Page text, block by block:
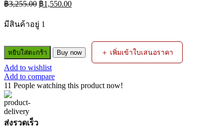
฿3,255.00
price
was:
฿3,255.00.
฿1,550.00
price
มีสินค้าอยู่ 1
จำนวน
บล็อก
ไร้
สาย
WCD15121
1/2INC
20V
WADFOW
หยิบใส่ตะกร้า Buy now ＋ เพิ่มเข้าใบเสนอราคา
Add to wishlist
Add to compare
11 People watching this product now!
ส่งรวดเร็ว